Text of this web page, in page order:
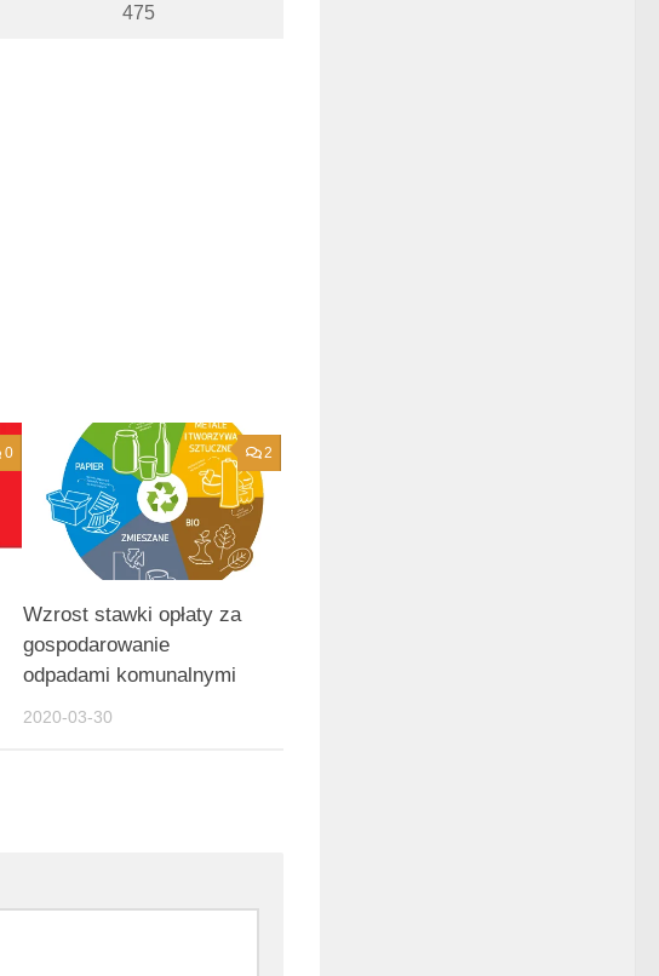
475
0 2
Wzrost stawki opłaty za
gospodarowanie
odpadami komunalnymi
2020-03-30